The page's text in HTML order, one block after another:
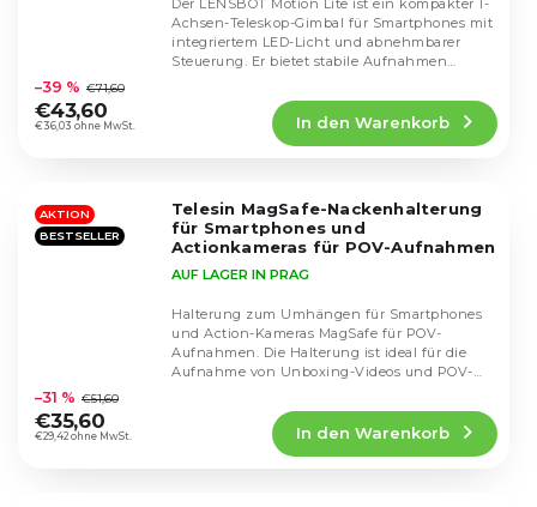
durchschnittliche
Produktbewertung
ist
Sternen.
€36,03 ohne MwSt.
–39 % €71,60
€43,60
In den Warenkorb
Achsen-Teleskop-Gimbal für Smartphones mit
integriertem LED-Licht und abnehmbarer
Steuerung. Er bietet stabile Aufnahmen
AKTION
BESTSELLER
Telesin MagSafe-Nackenhalterung
für Smartphones und
Actionkameras für POV-Aufnahmen
durchschnittliche
Produktbewertung
ist
AUF LAGER IN PRAG
€29,42 ohne MwSt.
–31 % €51,60
€35,60
In den Warenkorb
Halterung zum Umhängen für Smartphones
und Action-Kameras MagSafe für POV-
Aufnahmen. Die Halterung ist ideal für die
Aufnahme von Unboxing-Videos und POV-